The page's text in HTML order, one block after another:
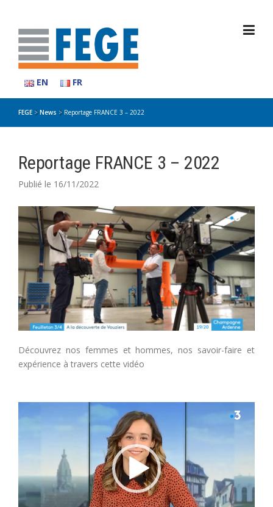
content
EN FR
FEGE >News > Reportage FRANCE 3 – 2022
Reportage FRANCE 3 – 2022
Publié le 16/11/2022
Découvrez nos femmes et hommes, nos savoir-faire et
expérience à travers cette vidéo